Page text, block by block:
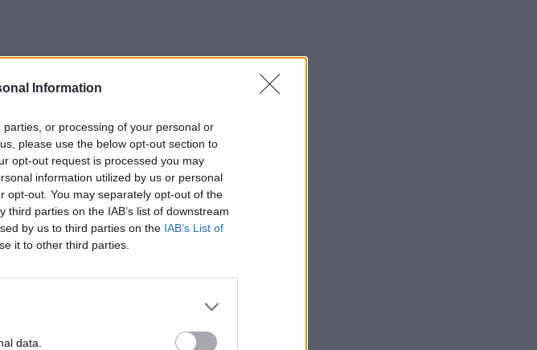
Information
or processing of your personal or
please use the below opt-out section to
opt-out request is processed you may
information utilized by us or personal
opt-out. You may separately opt-out of the
parties on the IAB’s list of downstream
by us to third parties on the IAB’s List of
it to other third parties.
data.